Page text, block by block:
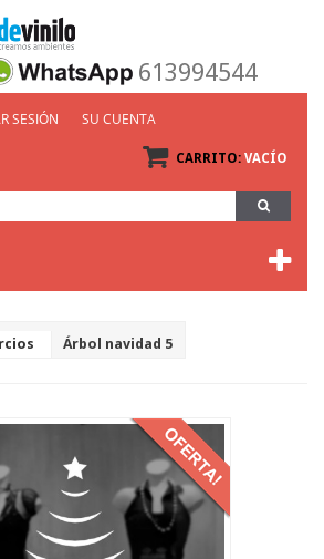
613994544
SESIÓN SU CUENTA
CARRITO: VACÍO
Árbol navidad 5